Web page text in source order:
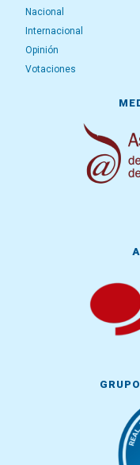
Nacional
Internacional
Opinión
Votaciones